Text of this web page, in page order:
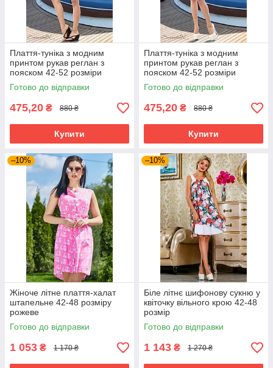
Плаття-туніка з модним
принтом рукав реглан з
пояском 42-52 розміри
Готово до відправки
475,20 ₴ 880 ₴
Купити
Плаття-туніка з модним
принтом рукав реглан з
пояском 42-52 розміри
Готово до відправки
475,20 ₴ 880 ₴
Купити
–10%
Жіноче літне плаття-халат
штапельне 42-48 розміру
рожеве
Готово до відправки
1 053 ₴ 1 170 ₴
–10%
Біле літнє шифонову сукню у
квіточку вільного крою 42-48
розмір
Готово до відправки
1 143 ₴ 1 270 ₴